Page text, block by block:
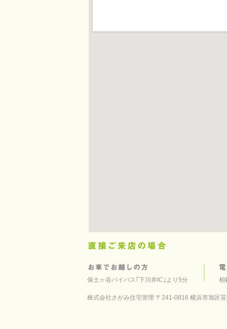
保土ヶ谷バイパス｢下川井IC｣より5分 相
株式会社さがみ住宅管理 〒241-0816 横浜市旭区